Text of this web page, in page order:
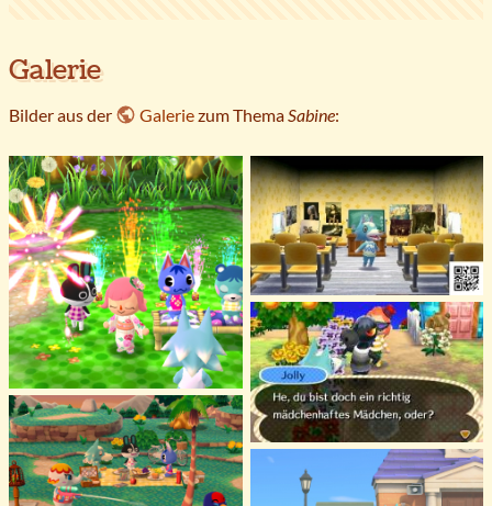
Galerie
Bilder aus der Galeriezum ThemaSabine: